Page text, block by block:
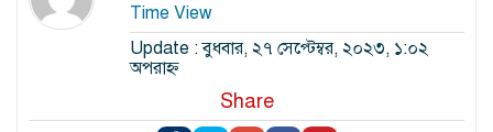
Time View
Update : বুধবার, ২৭ সেপ্টেম্বর, ২০২৩, ১:০২
অপরাহ্ন
Share